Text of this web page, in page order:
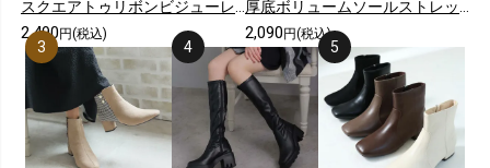
2,490 円(税込) 2,090 円(税込)